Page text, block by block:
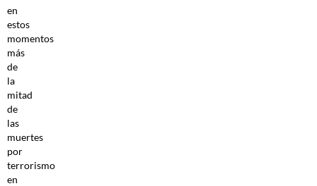
en
estos
momentos
más
de
la
mitad
de
las
muertes
por
terrorismo
en